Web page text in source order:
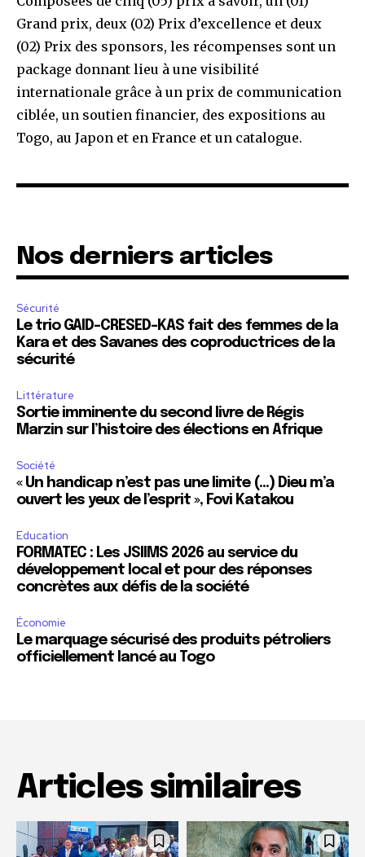
Grand prix, deux (02) Prix d’excellence et deux
(02) Prix des sponsors, les récompenses sont un
package donnant lieu à une visibilité
internationale grâce à un prix de communication
ciblée, un soutien financier, des expositions au
Togo, au Japon et en France et un catalogue.
Nos derniers articles
Sécurité
Le trio GAID-CRESED-KAS fait des femmes de la
Kara et des Savanes des coproductrices de la
sécurité
Littérature
Sortie imminente du second livre de Régis
Marzin sur l’histoire des élections en Afrique
Société
« Un handicap n’est pas une limite (…) Dieu m’a
ouvert les yeux de l’esprit », Fovi Katakou
Education
FORMATEC : Les JSIIMS 2026 au service du
développement local et pour des réponses
concrètes aux défis de la société
Économie
Le marquage sécurisé des produits pétroliers
officiellement lancé au Togo
Articles similaires